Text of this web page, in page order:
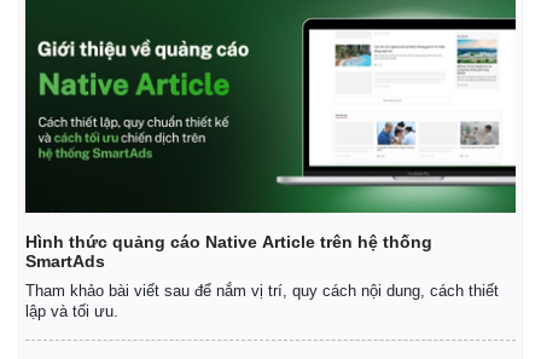
Hình thức quảng cáo Native Article trên hệ thống
SmartAds
Tham khảo bài viết sau để nắm vị trí, quy cách nội dung, cách thiết
lập và tối ưu.